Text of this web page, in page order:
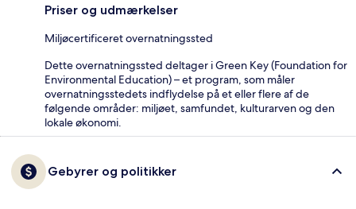
Priser og udmærkelser
Miljøcertificeret overnatningssted
Dette overnatningssted deltager i Green Key (Foundation for
Environmental Education) – et program, som måler
overnatningsstedets indflydelse på et eller flere af de
følgende områder: miljøet, samfundet, kulturarven og den
lokale økonomi.
Gebyrer og politikker